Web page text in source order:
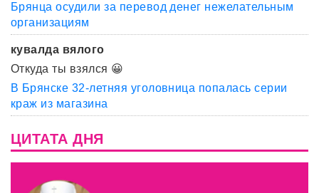
Брянца осудили за перевод денег нежелательным
организациям
кувалда вялого
Откуда ты взялся 😀
В Брянске 32-летняя уголовница попалась серии
краж из магазина
ЦИТАТА ДНЯ